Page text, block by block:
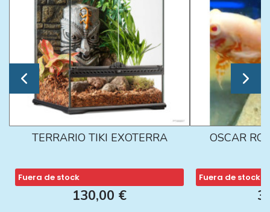
TERRARIO TIKI EXOTERRA
Fuera de stock
130,00 €
OSCAR
Fuera de stock